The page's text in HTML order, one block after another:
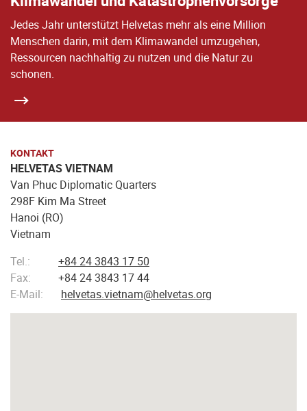
Jedes Jahr unterstützt Helvetas mehr als eine Million
Menschen darin, mit dem Klimawandel umzugehen,
Ressourcen nachhaltig zu nutzen und die Natur zu
schonen.
KONTAKT
HELVETAS VIETNAM
Van Phuc Diplomatic Quarters
298F Kim Ma Street
Hanoi (RO)
Vietnam
Tel.:
+84 24 3843 17 50
Fax:
+84 24 3843 17 44
E-Mail:
helvetas.vietnam@helvetas.org